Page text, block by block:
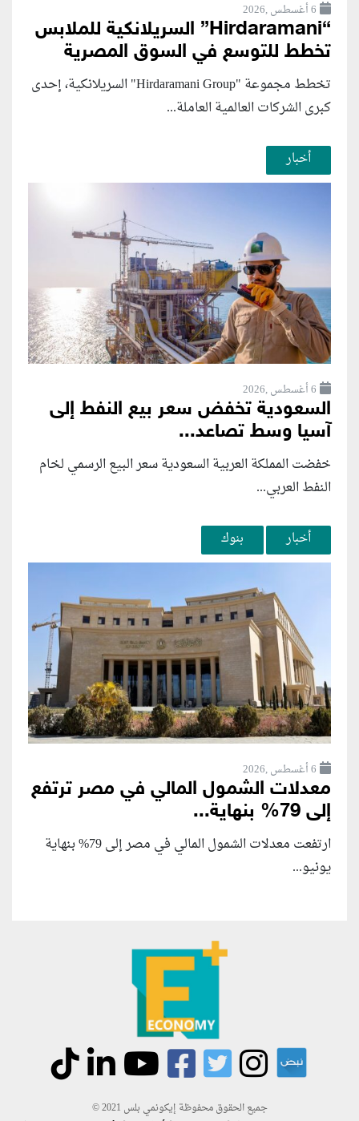
6 أغسطس ,2026
“Hirdaramani” السريلانكية للملابس
تخطط للتوسع في السوق المصرية
تخطط مجموعة "Hirdaramani Group" السريلانكية، إحدى
كبرى الشركات العالمية العاملة...
أخبار
6 أغسطس ,2026
السعودية تخفض سعر بيع النفط إلى
آسيا وسط تصاعد...
خفضت المملكة العربية السعودية سعر البيع الرسمي لخام
النفط العربي...
أخبار بنوك
6 أغسطس ,2026
معدلات الشمول المالي في مصر ترتفع
إلى 79% بنهاية...
ارتفعت معدلات الشمول المالي في مصر إلى 79% بنهاية
يونيو...
جميع الحقوق محفوظة إيكونمي بلس 2021 ©